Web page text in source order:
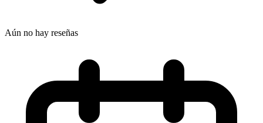
Aún no hay reseñas